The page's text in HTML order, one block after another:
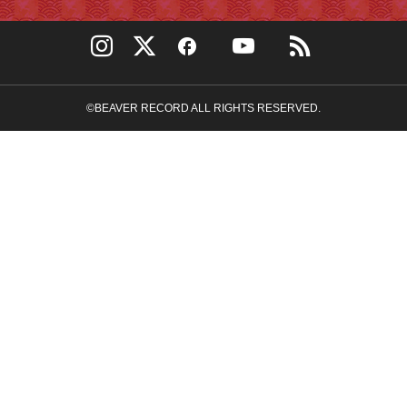
©BEAVER RECORD ALL RIGHTS RESERVED.